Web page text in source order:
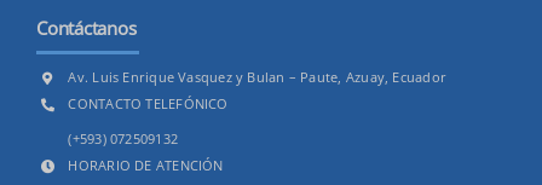
Contáctanos
Av. Luis Enrique Vasquez y Bulan – Paute, Azuay, Ecuador
CONTACTO TELEFÓNICO
(+593) 072509132
HORARIO DE ATENCIÓN